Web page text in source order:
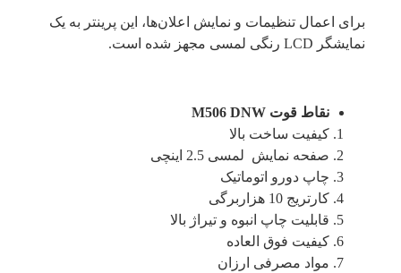
برای اعمال تنظیمات و نمایش اعلان‌ها، این پرینتر به یک
نمایشگر LCD رنگی لمسی مجهز شده است.
نقاط قوت M506 DNW
کیفیت ساخت بالا
صفحه نمایش لمسی 2.5 اینچی
چاپ دورو اتوماتیک
کارتریج 10 هزاربرگی
قابلیت چاپ انبوه و تیراژ بالا
کیفیت فوق العاده
مواد مصرفی ارزان